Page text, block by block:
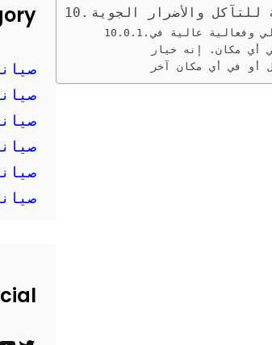
للتآكل والأضرار الجوية
وفعالية عالية في
أي مكان. إنه خيار